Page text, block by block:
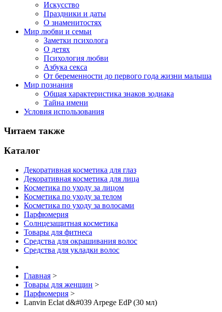
Искусство
Праздники и даты
О знаменитостях
Мир любви и семьи
Заметки психолога
О детях
Психология любви
Азбука секса
От беременности до первого года жизни малыша
Мир познания
Общая характеристика знаков зодиака
Тайна имени
Условия использования
Читаем также
Каталог
Декоративная косметика для глаз
Декоративная косметика для лица
Косметика по уходу за лицом
Косметика по уходу за телом
Косметика по уходу за волосами
Парфюмерия
Солнцезащитная косметика
Товары для фитнеса
Средства для окрашивания волос
Средства для укладки волос
Главная >
Товары для женщин >
Парфюмерия >
Lanvin Eclat d&#039 Arpege EdP (30 мл)